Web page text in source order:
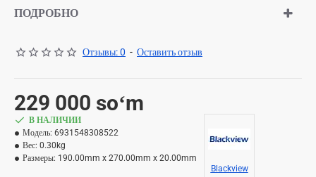
ПОДРОБНО
Отзывы: 0 - Оставить отзыв
229 000 soʻm
В НАЛИЧИИ
Модель: 6931548308522
Вес: 0.30kg
Размеры: 190.00mm x 270.00mm x 20.00mm
Blackview